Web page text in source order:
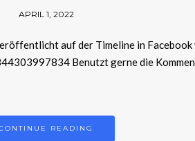
APRIL 1, 2022
auf der Timeline in Facebook
Benutzt gerne die
READING